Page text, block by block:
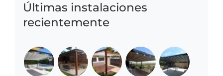
Últimas instalaciones
recientemente